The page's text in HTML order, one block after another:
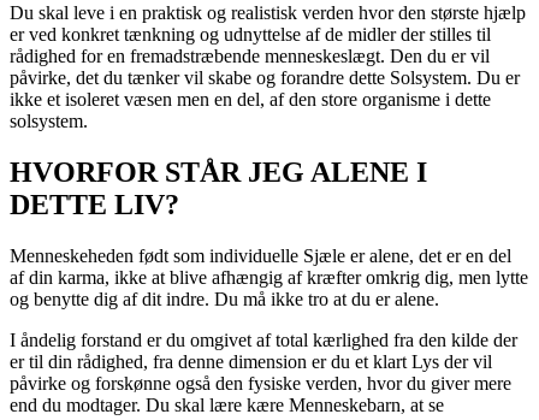
Du skal leve i en praktisk og realistisk verden hvor den største hjælp
er ved konkret tænkning og udnyttelse af de midler der stilles til
rådighed for en fremadstræbende menneskeslægt. Den du er vil
påvirke, det du tænker vil skabe og forandre dette Solsystem. Du er
ikke et isoleret væsen men en del, af den store organisme i dette
solsystem.
HVORFOR STÅR JEG ALENE I
DETTE LIV?
Menneskeheden født som individuelle Sjæle er alene, det er en del
af din karma, ikke at blive afhængig af kræfter omkrig dig, men lytte
og benytte dig af dit indre. Du må ikke tro at du er alene.
I åndelig forstand er du omgivet af total kærlighed fra den kilde der
er til din rådighed, fra denne dimension er du et klart Lys der vil
påvirke og forskønne også den fysiske verden, hvor du giver mere
end du modtager. Du skal lære kære Menneskebarn, at se